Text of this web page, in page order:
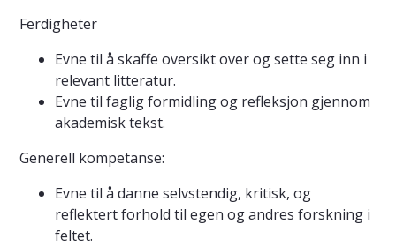
Ferdigheter
Evne til å skaffe oversikt over og sette seg inn i
relevant litteratur.
Evne til faglig formidling og refleksjon gjennom
akademisk tekst.
Generell kompetanse:
Evne til å danne selvstendig, kritisk, og
reflektert forhold til egen og andres forskning i
feltet.